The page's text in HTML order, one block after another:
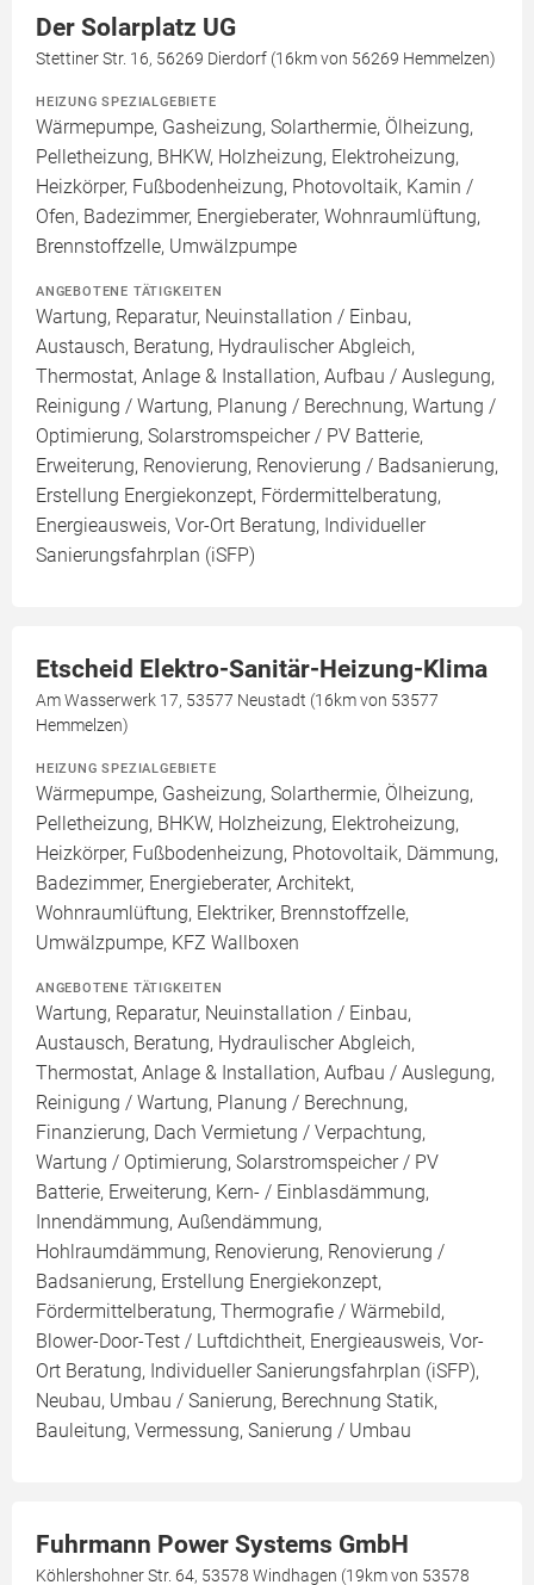
Der Solarplatz UG
Stettiner Str. 16, 56269 Dierdorf (16km von 56269 Hemmelzen)
HEIZUNG SPEZIALGEBIETE
Wärmepumpe, Gasheizung, Solarthermie, Ölheizung,
Pelletheizung, BHKW, Holzheizung, Elektroheizung,
Heizkörper, Fußbodenheizung, Photovoltaik, Kamin /
Ofen, Badezimmer, Energieberater, Wohnraumlüftung,
Brennstoffzelle, Umwälzpumpe
ANGEBOTENE TÄTIGKEITEN
Wartung, Reparatur, Neuinstallation / Einbau,
Austausch, Beratung, Hydraulischer Abgleich,
Thermostat, Anlage & Installation, Aufbau / Auslegung,
Reinigung / Wartung, Planung / Berechnung, Wartung /
Optimierung, Solarstromspeicher / PV Batterie,
Erweiterung, Renovierung, Renovierung / Badsanierung,
Erstellung Energiekonzept, Fördermittelberatung,
Energieausweis, Vor-Ort Beratung, Individueller
Sanierungsfahrplan (iSFP)
Etscheid Elektro-Sanitär-Heizung-Klima
Am Wasserwerk 17, 53577 Neustadt (16km von 53577
Hemmelzen)
HEIZUNG SPEZIALGEBIETE
Wärmepumpe, Gasheizung, Solarthermie, Ölheizung,
Pelletheizung, BHKW, Holzheizung, Elektroheizung,
Heizkörper, Fußbodenheizung, Photovoltaik, Dämmung,
Badezimmer, Energieberater, Architekt,
Wohnraumlüftung, Elektriker, Brennstoffzelle,
Umwälzpumpe, KFZ Wallboxen
ANGEBOTENE TÄTIGKEITEN
Wartung, Reparatur, Neuinstallation / Einbau,
Austausch, Beratung, Hydraulischer Abgleich,
Thermostat, Anlage & Installation, Aufbau / Auslegung,
Reinigung / Wartung, Planung / Berechnung,
Finanzierung, Dach Vermietung / Verpachtung,
Wartung / Optimierung, Solarstromspeicher / PV
Batterie, Erweiterung, Kern- / Einblasdämmung,
Innendämmung, Außendämmung,
Hohlraumdämmung, Renovierung, Renovierung /
Badsanierung, Erstellung Energiekonzept,
Fördermittelberatung, Thermografie / Wärmebild,
Blower-Door-Test / Luftdichtheit, Energieausweis, Vor-
Ort Beratung, Individueller Sanierungsfahrplan (iSFP),
Neubau, Umbau / Sanierung, Berechnung Statik,
Bauleitung, Vermessung, Sanierung / Umbau
Fuhrmann Power Systems GmbH
Köhlershohner Str. 64, 53578 Windhagen (19km von 53578